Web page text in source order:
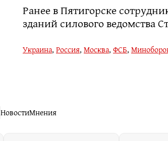
Ранее в Пятигорске
зданий силового ведомства
Украина, Россия, Москва, ФСБ,
НовостиМнения